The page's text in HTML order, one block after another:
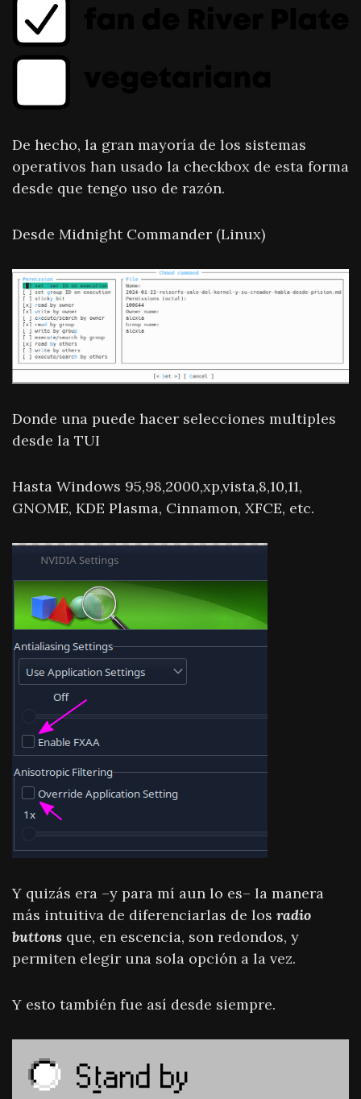
De hecho, la gran mayoría de los sistemas
operativos han usado la checkbox de esta forma
desde que tengo uso de razón.
Desde Midnight Commander (Linux)
Donde una puede hacer selecciones multiples
desde la TUI
Hasta Windows 95,98,2000,xp,vista,8,10,11,
GNOME, KDE Plasma, Cinnamon, XFCE, etc.
Y quizás era –y para mí aun lo es– la manera
más intuitiva de diferenciarlas de los radio
buttons que, en escencia, son redondos, y
permiten elegir una sola opción a la vez.
Y esto también fue así desde siempre.